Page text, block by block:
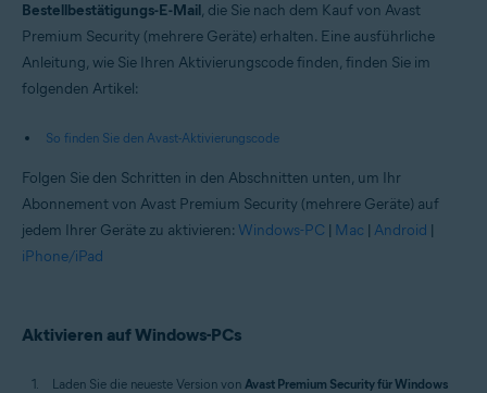
Bestellbestätigungs-E-Mail, die Sie nach dem Kauf von Avast
Premium Security (mehrere Geräte) erhalten. Eine ausführliche
Anleitung, wie Sie Ihren Aktivierungscode finden, finden Sie im
folgenden Artikel:
So finden Sie den Avast-Aktivierungscode
Folgen Sie den Schritten in den Abschnitten unten, um Ihr
Abonnement von Avast Premium Security (mehrere Geräte) auf
jedem Ihrer Geräte zu aktivieren: Windows-PC | Mac | Android |
iPhone/iPad
Aktivieren auf Windows-PCs
Laden Sie die neueste Version von Avast Premium Security für Windows